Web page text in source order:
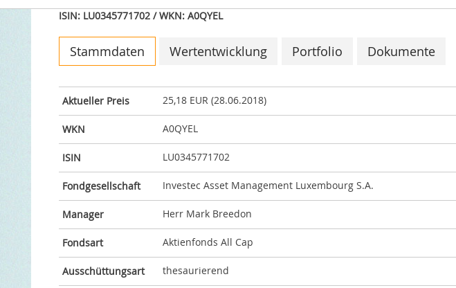
ISIN: LU0345771702 / WKN: A0QYEL
Stammdaten Wertentwicklung Portfolio Dokumente
Aktueller Preis 25,18 EUR (28.06.2018)
WKN A0QYEL
ISIN LU0345771702
Fondgesellschaft Investec Asset Management Luxembourg S.A.
Manager Herr Mark Breedon
Fondsart Aktienfonds All Cap
Ausschüttungsart thesaurierend